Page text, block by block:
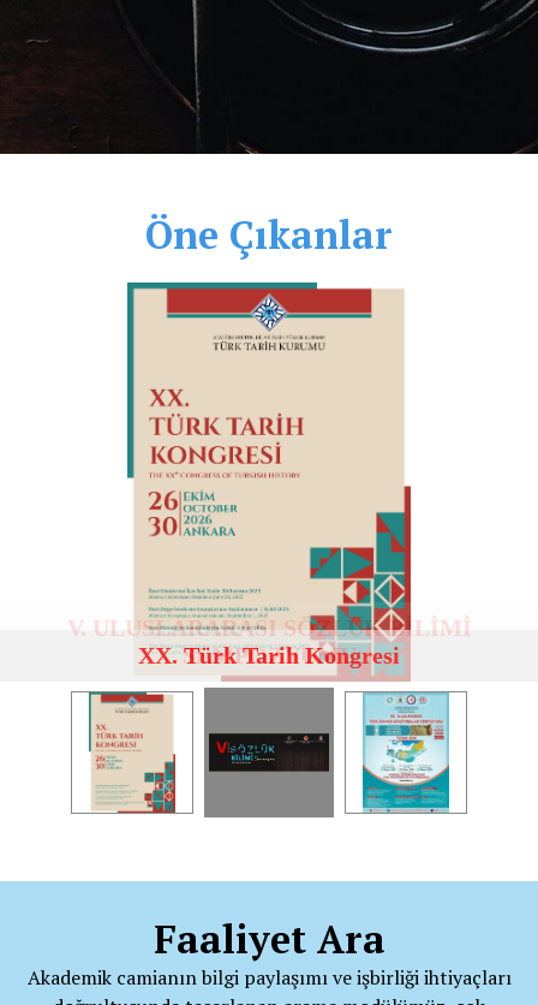
Öne Çıkanlar
XX. Türk Tarih Kongresi
V. ULUSLARARASI SÖZLÜK BİLİMİ
SEMPOZYUMU
Faaliyet Ara
Akademik camianın bilgi paylaşımı ve işbirliği ihtiyaçları